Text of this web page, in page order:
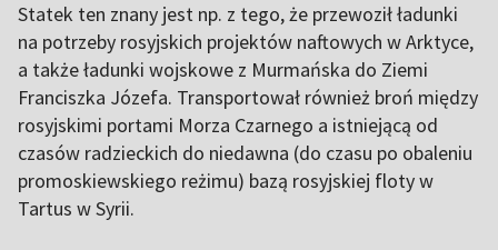
Statek ten znany jest np. z tego, że przewoził ładunki
na potrzeby rosyjskich projektów naftowych w Arktyce,
a także ładunki wojskowe z Murmańska do Ziemi
Franciszka Józefa. Transportował również broń między
rosyjskimi portami Morza Czarnego a istniejącą od
czasów radzieckich do niedawna (do czasu po obaleniu
promoskiewskiego reżimu) bazą rosyjskiej floty w
Tartus w Syrii.